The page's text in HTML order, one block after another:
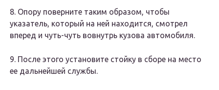
8. Опору поверните таким образом, чтобы
указатель, который на ней находится, смотрел
вперед и чуть-чуть вовнутрь кузова автомобиля.
9. После этого установите стойку в сборе на место
ее дальнейшей службы.